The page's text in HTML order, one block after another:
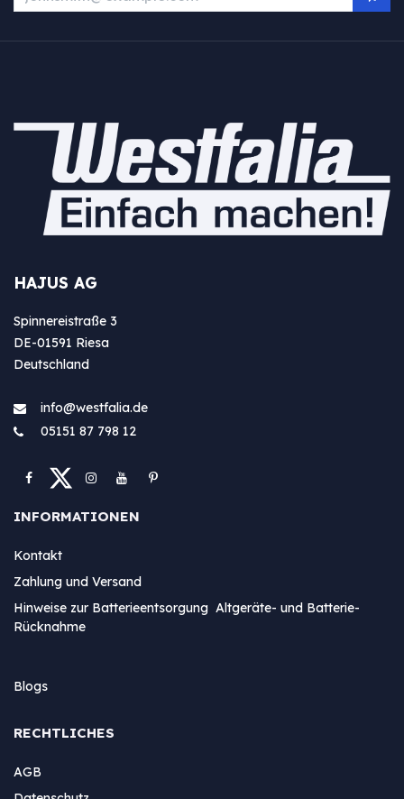
HAJUS AG
Spinnereistraße 3
DE-01591 Riesa
Deutschland
info@westfa​lia.de
05151 87 798 12
INFORMATIONEN
Kontakt
Zahlung und Versand
Hinweise zur Batterieentsorgung Altgeräte- und Batterie-
Rücknahme
Blogs
RECHTLICHES
AGB